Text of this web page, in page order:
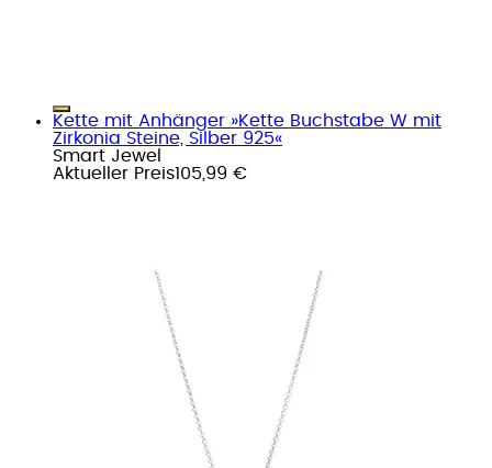
Kette mit Anhänger »Kette Buchstabe W mit
Zirkonia Steine, Silber 925«
Smart Jewel
Aktueller Preis105,99 €